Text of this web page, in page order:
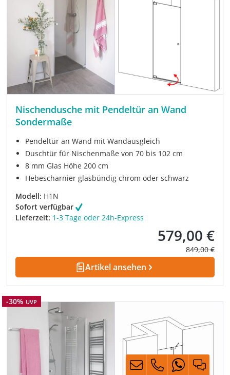
Nischendusche mit Pendeltür an Wand
Sondermaße
Pendeltür an Wand mit Wandausgleich
Duschtür für Nischenmaße von 70 bis 102 cm
8 mm Glas Höhe 200 cm
Hebescharnier glasbündig chrom oder schwarz
Modell: H1N
Sofort verfügbar
Lieferzeit: 1-3 Tage oder 24h-Express
Verkaufspreis:
579,00 €
Regulärer
849,00 €
Artikel ansehen
Rabatt
-30% UVP